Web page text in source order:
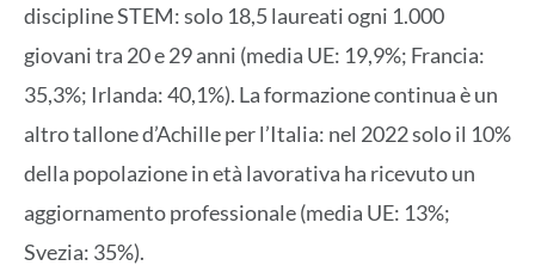
discipline STEM: solo 18,5 laureati ogni 1.000
giovani tra 20 e 29 anni (media UE: 19,9%; Francia:
35,3%; Irlanda: 40,1%). La formazione continua è un
altro tallone d’Achille per l’Italia: nel 2022 solo il 10%
della popolazione in età lavorativa ha ricevuto un
aggiornamento professionale (media UE: 13%;
Svezia: 35%).